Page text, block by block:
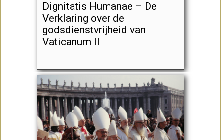
Dignitatis Humanae – De
Verklaring over de
godsdienstvrijheid van
Vaticanum II